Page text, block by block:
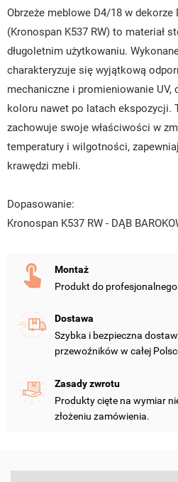
Obrzeże meblowe D4/18 w
(Kronospan K537 RW) to materiał
długoletnim użytkowaniu.
charakteryzuje się wyjątkową
mechaniczne i promieniowanie
koloru nawet po latach ekspozycji.
zachowuje swoje właściwości w
temperatury i wilgotności,
krawędzi mebli.
Dopasowanie:
Kronospan K537 RW - DĄB
Montaż
Produkt do
Dostawa
Szybka i bezpieczna
przewoźników w całej
Zasady zwrotu
Produkty cięte na wymiar
złożeniu zamówienia.
MOJE LISTY ŻYCZEŃ
UTWÓRZ LISTĘ
NAZWA LISTY ŻYCZEŃ
ZALOGUJ SIĘ
MUSISZ BYĆ ZALOGOWANY BY
SWOJEJ LIŚCIE ŻYCZEŃ.